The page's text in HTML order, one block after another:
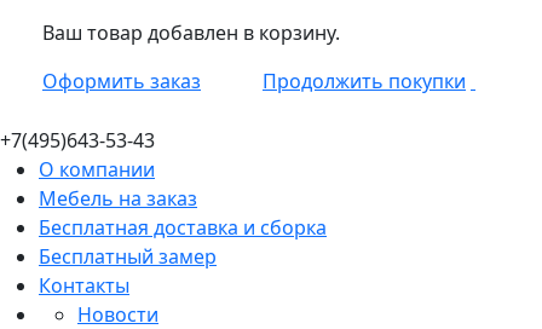
Ваш товар добавлен в корзину.
Оформить заказ
Продолжить покупки
+7(495)643-53-43
О компании
Мебель на заказ
Бесплатная доставка и сборка
Бесплатный замер
Контакты
Новости